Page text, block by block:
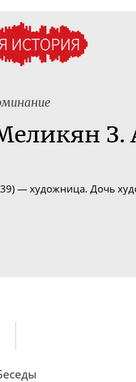
З.
— художница. Дочь